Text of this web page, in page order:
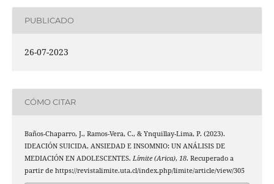
PUBLICADO
26-07-2023
CÓMO CITAR
Baños-Chaparro, J., Ramos-Vera, C., & Ynquillay-Lima, P. (2023).
IDEACIÓN SUICIDA, ANSIEDAD E INSOMNIO: UN ANÁLISIS DE
MEDIACIÓN EN ADOLESCENTES. Límite (Arica), 18. Recuperado a
partir de https://revistalimite.uta.cl/index.php/limite/article/view/305